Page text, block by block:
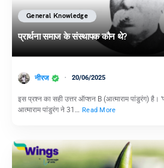
General Knowledge
प्रार्थना समाज के संस्थापक कौन थे?
नीरज 20/06/2025
इस प्रश्न का सही उत्तर ऑप्शन B (आत्माराम पांडुरंग) है।
आत्माराम पांडुरंग ने 31… Read More